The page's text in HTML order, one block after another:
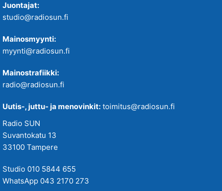
Juontajat:
studio@radiosun.fi
Mainosmyynti:
myynti@radiosun.fi
Mainostrafiikki:
radio@radiosun.fi
Uutis-, juttu- ja menovinkit: toimitus@radiosun.fi
Radio SUN
Suvantokatu 13
33100 Tampere
Studio 010 5844 655
WhatsApp 043 2170 273